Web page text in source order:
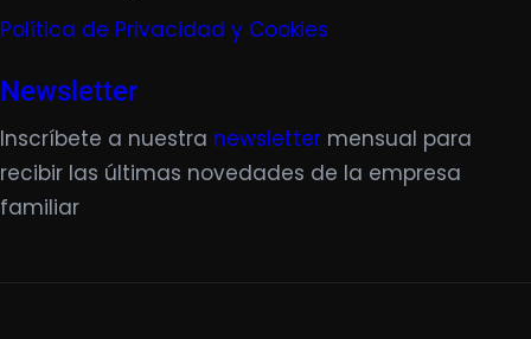
Política de Privacidad y Cookies
Newsletter
Inscríbete a nuestra newsletter mensual para
recibir las últimas novedades de la empresa
familiar